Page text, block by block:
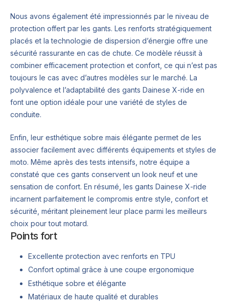
Nous avons également été impressionnés par le niveau de
protection offert par les gants. Les renforts stratégiquement
placés et la technologie de dispersion d’énergie offre une
sécurité rassurante en cas de chute. Ce modèle réussit à
combiner efficacement protection et confort, ce qui n’est pas
toujours le cas avec d’autres modèles sur le marché. La
polyvalence et l’adaptabilité des gants Dainese X-ride en
font une option idéale pour une variété de styles de
conduite.
Enfin, leur esthétique sobre mais élégante permet de les
associer facilement avec différents équipements et styles de
moto. Même après des tests intensifs, notre équipe a
constaté que ces gants conservent un look neuf et une
sensation de confort. En résumé, les gants Dainese X-ride
incarnent parfaitement le compromis entre style, confort et
sécurité, méritant pleinement leur place parmi les meilleurs
choix pour tout motard.
Points fort
Excellente protection avec renforts en TPU
Confort optimal grâce à une coupe ergonomique
Esthétique sobre et élégante
Matériaux de haute qualité et durables